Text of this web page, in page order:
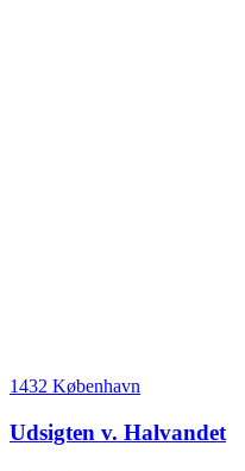
1432 København
Udsigten v. Halvandet